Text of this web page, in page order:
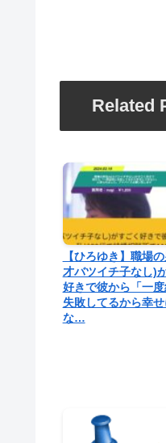
Related
【ひろゆき】職場
才バツイチ子なし)
好きで彼から「一
失敗してるから幸せ
な…